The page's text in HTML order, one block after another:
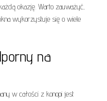
okazję. Warto zauważyć,
wykorzystuje się o wiele
na
w całości z konopi jest